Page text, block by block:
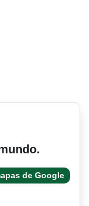
de Google